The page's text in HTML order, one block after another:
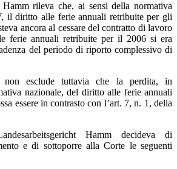
Hamm rileva che, ai sensi della normativa
il diritto alle ferie annuali retribuite per gli
ancora al cessare del contratto di lavoro
ferie annuali retribuite per il 2006 si era
del periodo di riporto complessivo di
esclude tuttavia che la perdita, in
nazionale, del diritto alle ferie annuali
essere in contrasto con l’art. 7, n. 1, della
Hamm decideva di
e di sottoporre alla Corte le seguenti